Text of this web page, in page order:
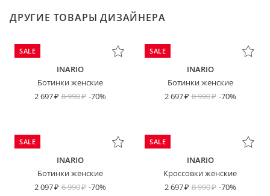
ДРУГИЕ ТОВАРЫ ДИЗАЙНЕРА
SALE
INARIO
Ботинки женские
2 697
8 990 -70%
SALE
INARIO
Ботинки женские
2 697
8 990 -70%
SALE
INARIO
Ботинки женские
2 097
6 990 -70%
SALE
INARIO
Кроссовки женские
2 697
8 990 -70%